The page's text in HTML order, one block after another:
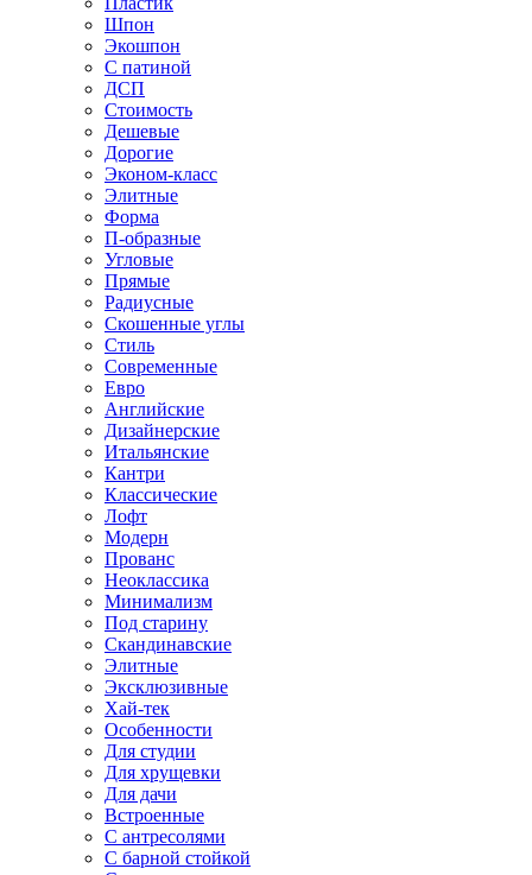
Шпон
Экошпон
С патиной
ДСП
Стоимость
Дешевые
Дорогие
Эконом-класс
Элитные
Форма
П-образные
Угловые
Прямые
Радиусные
Скошенные углы
Стиль
Современные
Евро
Английские
Дизайнерские
Итальянские
Кантри
Классические
Лофт
Модерн
Прованс
Неоклассика
Минимализм
Под старину
Скандинавские
Элитные
Эксклюзивные
Хай-тек
Особенности
Для студии
Для хрущевки
Для дачи
Встроенные
С антресолями
С барной стойкой